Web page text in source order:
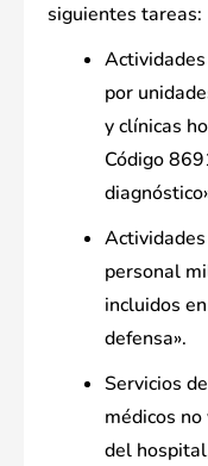
siguientes tareas:
por
y clínicas
Código
personal
incluidos
defensa».
Servicios
médicos
del